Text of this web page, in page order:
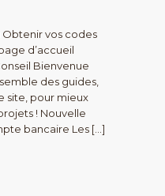
vos codes
d’accueil
Bienvenue
des guides,
site, pour mieux
! Nouvelle
bancaire Les […]